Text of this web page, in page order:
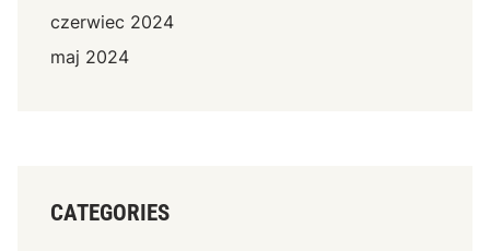
czerwiec 2024
maj 2024
CATEGORIES